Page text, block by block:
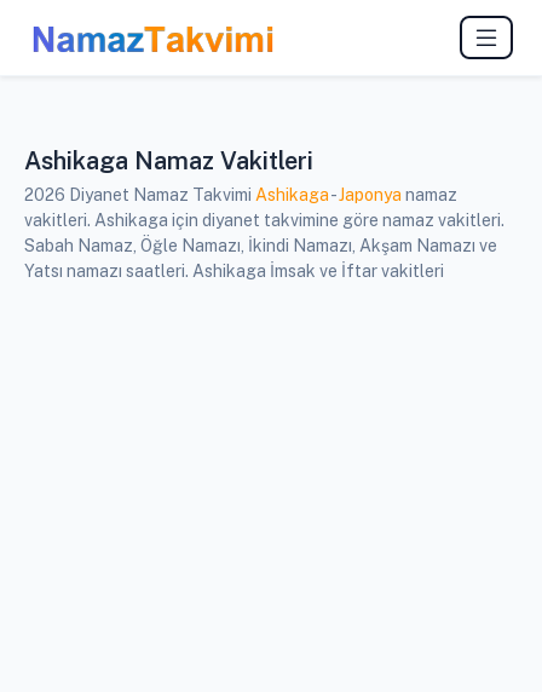
Ashikaga Namaz Vakitleri
2026 Diyanet Namaz Takvimi Ashikaga-Japonya namaz
vakitleri. Ashikaga için diyanet takvimine göre namaz vakitleri.
Sabah Namaz, Öğle Namazı, İkindi Namazı, Akşam Namazı ve
Yatsı namazı saatleri. Ashikaga İmsak ve İftar vakitleri